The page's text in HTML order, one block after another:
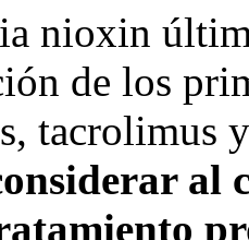
nioxin
de los
tacrolimus
al